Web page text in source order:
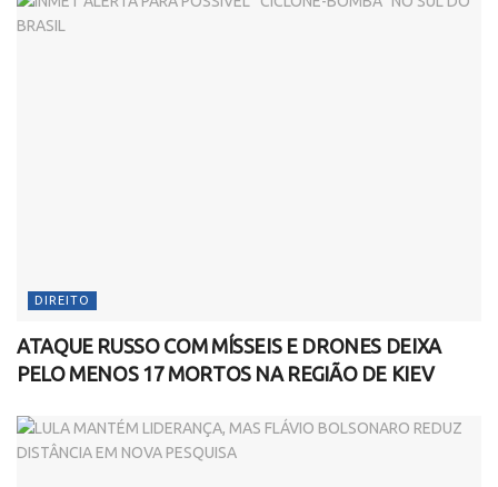
DIREITO
ATAQUE RUSSO COM MÍSSEIS E DRONES DEIXA
PELO MENOS 17 MORTOS NA REGIÃO DE KIEV